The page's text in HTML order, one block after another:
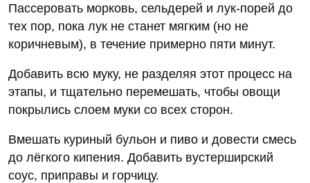
Пассеровать морковь, сельдерей и лук-порей до
тех пор, пока лук не станет мягким (но не
коричневым), в течение примерно пяти минут.
Добавить всю муку, не разделяя этот процесс на
этапы, и тщательно перемешать, чтобы овощи
покрылись слоем муки со всех сторон.
Вмешать куриный бульон и пиво и довести смесь
до лёгкого кипения. Добавить вустерширский
соус, приправы и горчицу.